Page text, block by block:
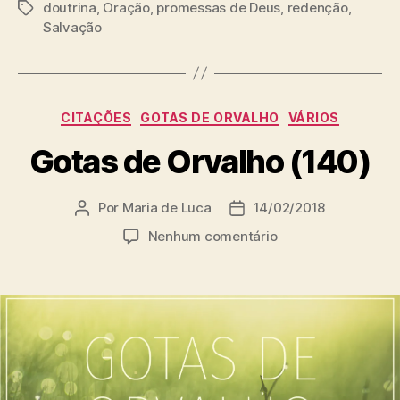
T
doutrina Oração, promessas de Deus redenção,
Salvação
C
t
e
o
r
s
CITAÇÕES GOTAS DE ORVALHO VÁRIOS
Gotas de Orvalho (140)
A
p
o
Por Maria de Luca
D
l
14/02/2018
Nenhum comentárioe
o
s
d
e